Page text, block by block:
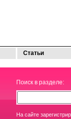
Статьи
Поиск в разделе:
На сайте